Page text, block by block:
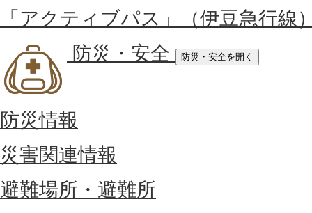
「アクティブパス」（伊豆急行線
防災・安全
防災・安全を開く
防災情報
災害関連情報
避難場所・避難所